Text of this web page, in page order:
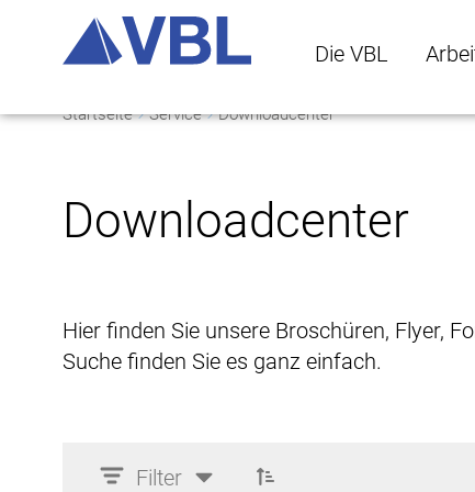
Die VBL
Startseite Service Downloadcenter
Downloadcenter
Hier finden Sie unsere Broschüren, Flyer,
Suche finden Sie es ganz einfach.
Filter